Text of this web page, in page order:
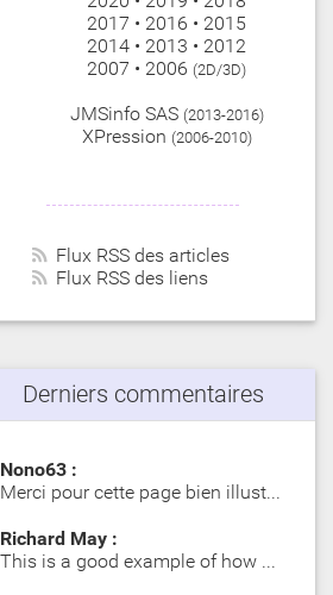
2017 • 2016 • 2015
2014 • 2013 • 2012
2007 • 2006 (2D/3D)
JMSinfo SAS (2013-2016)
XPression (2006-2010)
Flux RSS des articles
Flux RSS des liens
Derniers commentaires
Nono63 :
Merci pour cette page bien illustrée. Les Girelle Paon obs…
Richard May :
This is a good example of how SIP significantly impacts dy…